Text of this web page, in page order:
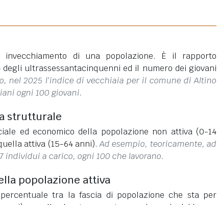
di una popolazione. È il rapporto
ultrassessantacinquenni ed il numero dei giovani
nel 2025 l'indice di vecchiaia per il comune di Altino
ogni 100 giovani.
strutturale
ed economico della popolazione non attiva (0-14
attiva (15-64 anni).Ad esempio, teoricamente, ad
individui a carico, ogni 100 che lavorano.
popolazione attiva
tra la fascia di popolazione che sta per